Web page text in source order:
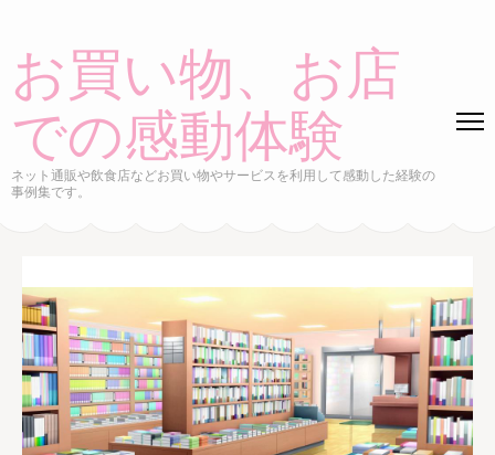
へ
ス
(Enter
お買い物、お店
での感動体験
ネット通販や飲食店などお買い物やサービスを利用して感動した経験の
事例集です。